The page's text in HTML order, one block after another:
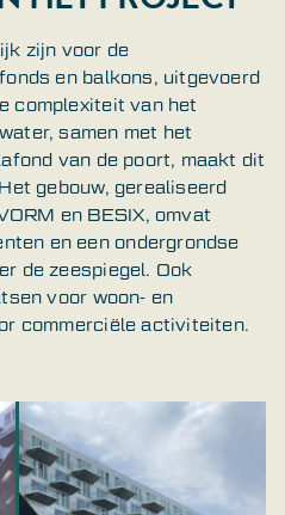
zijn voor de
en balkons, uitgevoerd
complexiteit van het
samen met het
van de poort, maakt dit
gebouw, gerealiseerd
en BESIX, omvat
en een ondergrondse
de zeespiegel. Ook
voor woon- en
commerciële activiteiten.